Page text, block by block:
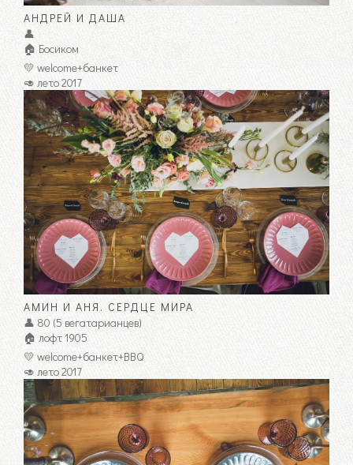
АНДРЕЙ И ДАША
👤
🏠 Босиком
💛 welcome+банкет
🥑 лето 2017
АМИН И АНЯ. CЕРДЦЕ МИРА
👤 80 (5 вегатарианцев)
🏠 лофт 1905
💛 welcome+банкет+BBQ
🥑 лето 2017